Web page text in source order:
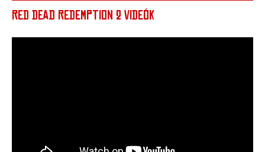
RED DEAD REDEMPTION 2 VIDEÓK